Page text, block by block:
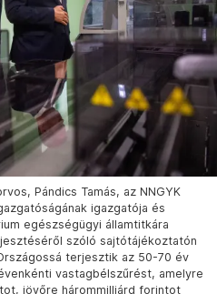
Pándics Tamás, az NNGYK
igazgatója és
egészségügyi államtitkára
szóló sajtótájékoztatón
terjesztik az 50-70 év
vastagbélszűrést, amelyre
jövőre hárommilliárd forintot